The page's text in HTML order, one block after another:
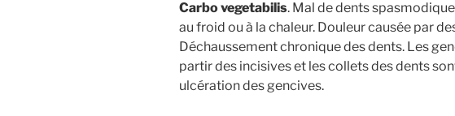
Carbo vegetabilis. Mal de dents
au froid ou à la chaleur. Douleur causée par
Déchaussement chronique des dents. Les
partir des incisives et les collets des dents
ulcération des gencives.